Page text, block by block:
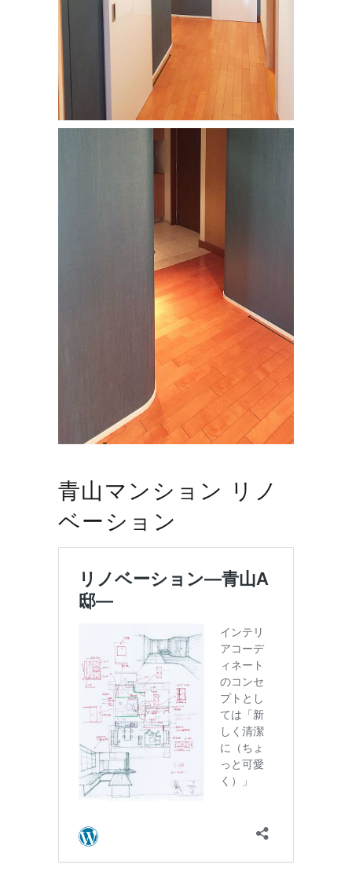
青山マンション リノ
ベーション